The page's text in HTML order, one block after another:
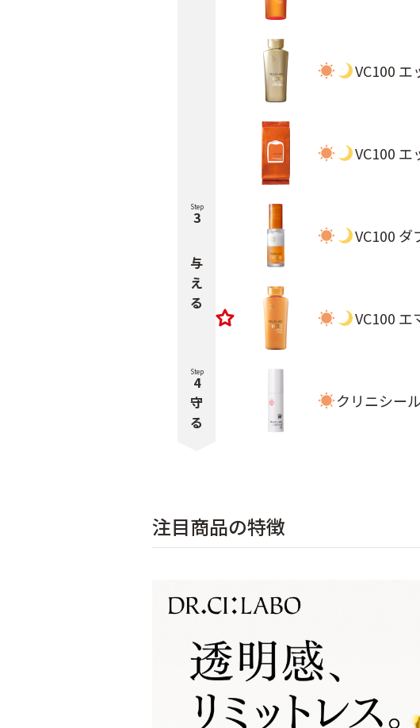
VC100 エ
VC100 エ
Step
3
与
え
る
VC100 ダ
VC100 エ
Step
4
守
る
クリニシー
注目商品の特徴